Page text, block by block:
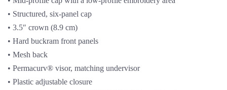
• Structured, six-panel cap
• 3.5″ crown (8.9 cm)
• Hard buckram front panels
• Mesh back
• Permacurv® visor, matching undervisor
• Plastic adjustable closure